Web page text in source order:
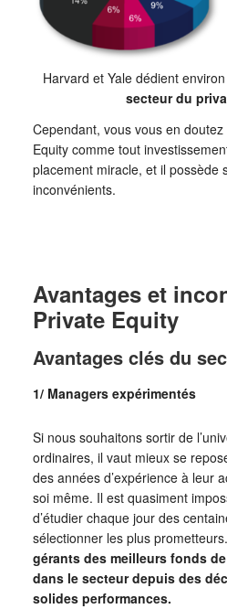
Harvard et Yale dédient environ
secteur du
Cependant, vous vous en
Equity comme tout
placement miracle, et il possède
inconvénients.
Avantages et
Private Equity
Avantages clés du
1/ Managers expérimentés
Si nous souhaitons sortir de
ordinaires, il vaut mieux se
des années d’expérience à leur
soi même. Il est quasiment
d’étudier chaque jour des
sélectionner les plus
gérants des meilleurs fonds
dans le secteur depuis des
solides performances.